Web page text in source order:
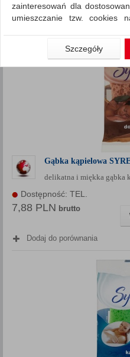
Gąbka kąpielowa
delikatna i miękka gąbka
Dostępność: TEL.
7,88 PLN brutto
Dodaj do porównania
zainteresowań dla
umieszczanie tzw. cookies
Jeśli nie chcesz wyrazić
„Szczegóły”, gdzie
zrobić . Te same informacje
naszą polityką prywatności
W przypadku użytkowników
prawidłową realizację
prawidłowe działanie naszej
np. wysłanie potwierdzenia
czy cenach indywidualnych,
zgoda której udzieliliście
Każda Państwa zgoda jest
momencie wycofać.
Polityka prywatności
Klauzula Informacyjna
Szczegóły